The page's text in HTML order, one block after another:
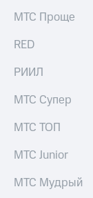
МТС Проще
RED
РИИЛ
МТС Супер
МТС ТОП
МТС Junior
МТС Мудрый